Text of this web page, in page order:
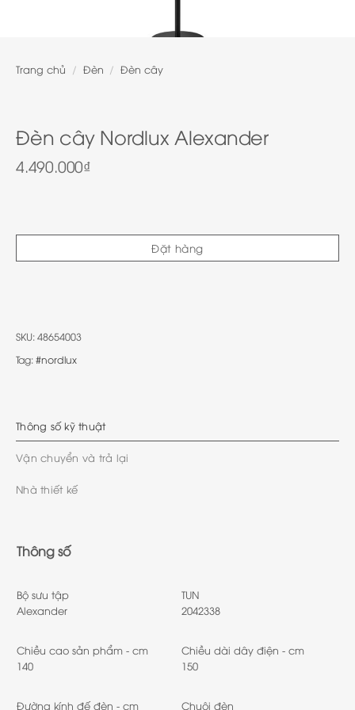
Trang chủ / Đèn / Đèn cây
Đèn cây Nordlux Alexander
4.490.000₫
Đặt hàng
SKU:48654003
Tag: nordlux
Thông số kỹ thuật
Vận chuyển và trả lại
Nhà thiết kế
Thông số
Bộ sưu tập
Alexander
TUN
2042338
Chiều cao sản phẩm - cm
140
Chiều dài dây điện - cm
150
Đường kính đế đèn - cm Chuôi đèn